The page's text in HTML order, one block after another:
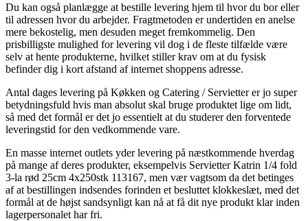
Du kan også planlægge at bestille levering hjem til hvor du bor eller
til adressen hvor du arbejder. Fragtmetoden er undertiden en anelse
mere bekostelig, men desuden meget fremkommelig. Den
prisbilligste mulighed for levering vil dog i de fleste tilfælde være
selv at hente produkterne, hvilket stiller krav om at du fysisk
befinder dig i kort afstand af internet shoppens adresse.
Antal dages levering på Køkken og Catering / Servietter er jo super
betydningsfuld hvis man absolut skal bruge produktet lige om lidt,
så med det formål er det jo essentielt at du studerer den forventede
leveringstid for den vedkommende vare.
En masse internet outlets yder levering på næstkommende hverdag
på mange af deres produkter, eksempelvis Servietter Katrin 1/4 fold
3-la rød 25cm 4x250stk 113167, men vær vagtsom da det betinges
af at bestillingen indsendes forinden et besluttet klokkeslæt, med det
formål at de højst sandsynligt kan nå at få dit nye produkt klar inden
lagerpersonalet har fri.